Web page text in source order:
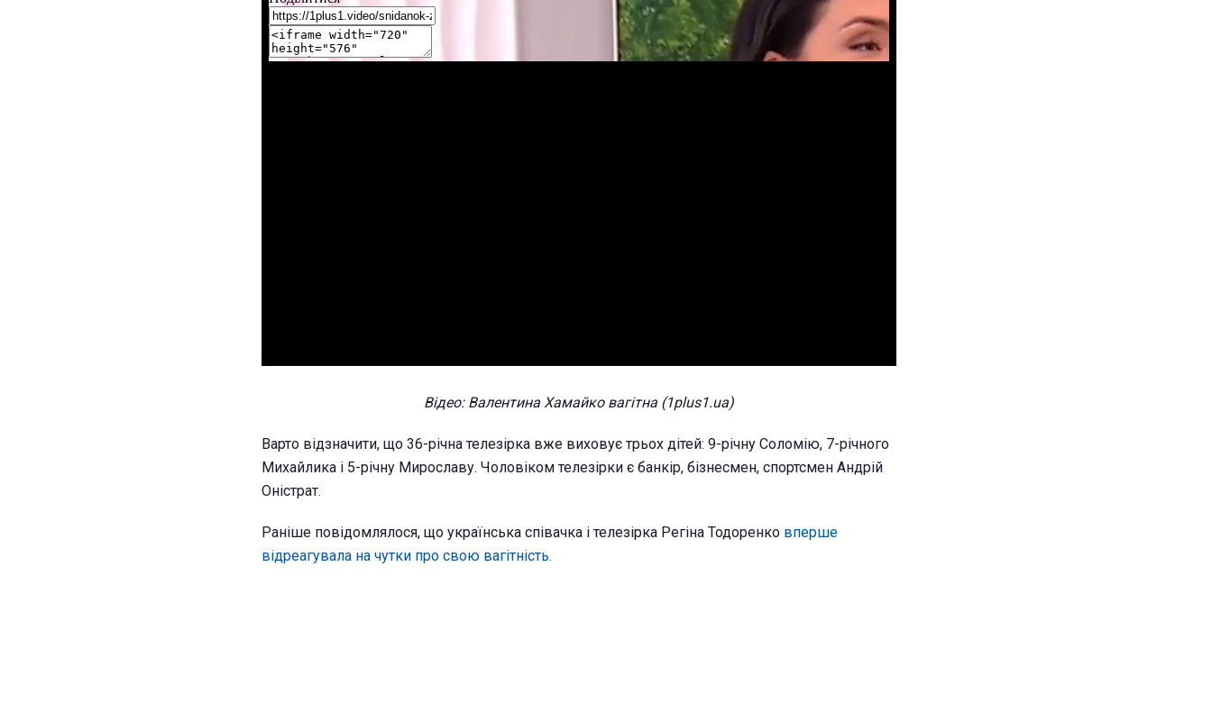
Відео: Валентина Хамайко вагітна (1plus1.ua)
Варто відзначити, що 36-річна телезірка вже виховує трьох дітей: 9-річну Соломію, 7-річного
Михайлика і 5-річну Мирославу. Чоловіком телезірки є банкір, бізнесмен, спортсмен Андрій
Оністрат.
Раніше повідомлялося, що українська співачка і телезірка Регіна Тодоренко вперше
відреагувала на чутки про свою вагітність.